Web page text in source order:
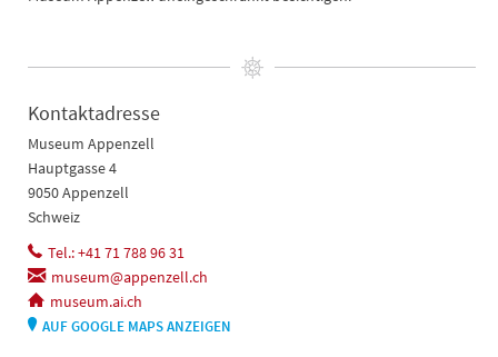
Kontaktadresse
Museum Appenzell
Hauptgasse 4
9050 Appenzell
Schweiz
Tel.: +41 71 788 96 31
museum@appenzell.ch
museum.ai.ch
AUF GOOGLE MAPS ANZEIGEN